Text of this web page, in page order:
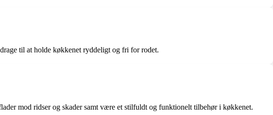
til at holde køkkenet ryddeligt og fri for rodet.
mod ridser og skader samt være et stilfuldt og funktionelt tilbehør i køkkenet.